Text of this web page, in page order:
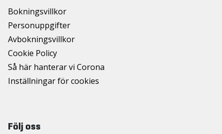
Bokningsvillkor
Personuppgifter
Avbokningsvillkor
Cookie Policy
Så här hanterar vi Corona
Inställningar för cookies
Följ oss